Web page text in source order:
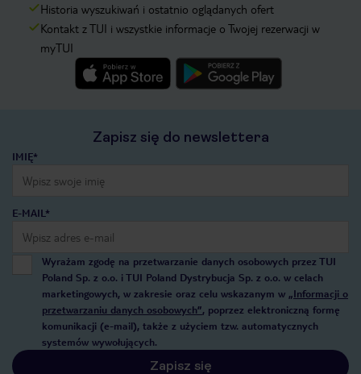
Historia wyszukiwań i ostatnio oglądanych ofert
Kontakt z TUI i wszystkie informacje o Twojej rezerwacji w
myTUI
Zapisz się do newslettera
IMIĘ*
E-MAIL*
Wyrażam zgodę na przetwarzanie danych osobowych przez TUI
Poland Sp. z o.o. i TUI Poland Dystrybucja Sp. z o.o. w celach
marketingowych, w zakresie oraz celu wskazanym w „Informacji o
przetwarzaniu danych osobowych”, poprzez elektroniczną formę
komunikacji (e-mail), także z użyciem tzw. automatycznych
systemów wywołujących.
Zapisz się